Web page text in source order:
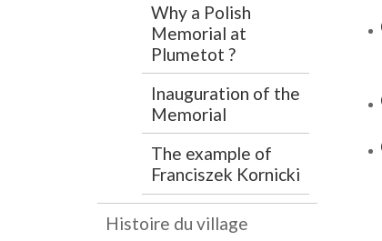
Why a Polish
Memorial at
Plumetot ?
Inauguration of the
Memorial
The example of
Franciszek Kornicki
Histoire du village